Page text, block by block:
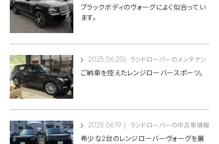
ブラックボディのヴォーグによく似合ってい
ます。
2025.06.20 ランドローバーのメンテナンス
ご納車を控えたレンジローバースポーツ。
2025.06.19 ランドローバーの中古車情報
希少な2台のレンジローバーヴォーグを展